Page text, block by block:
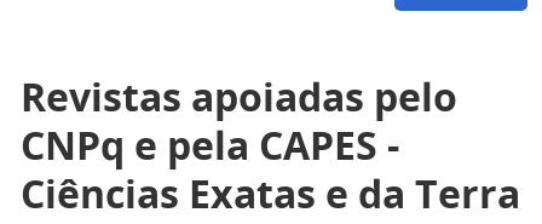
Revistas apoiadas pelo
CNPq e pela CAPES -
Ciências Exatas e da Terra